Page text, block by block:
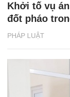
PHÁP LUẬT
Khởi tố vụ
đốt pháo